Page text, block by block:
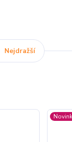
Nejdražší